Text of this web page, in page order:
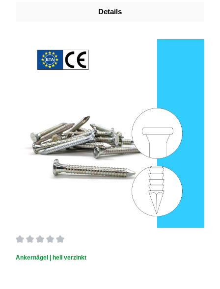
Details
Ankernägel | hell verzinkt